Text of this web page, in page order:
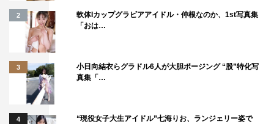
した。あらためて安達祐実という人はチャレンジャーだな
ぁと。私自身放送を楽しみにしています！
■北村匠海
素敵な物語の一つのピースとしてお声がけいただきとても
うれしかったです。大九監督の作り出す世界観に短い時間
でしたが、どっぷり浸れた幸せと、安達さんとの時間も尊
2
軟体Iカップグラビアアイドル・仲根なのか、1st写真集
「おは…
3
小日向結衣らグラドル6人が大胆ポージング “股”特化写
真集「…
4
“現役女子大生アイドル”七海りお、ランジェリー姿で